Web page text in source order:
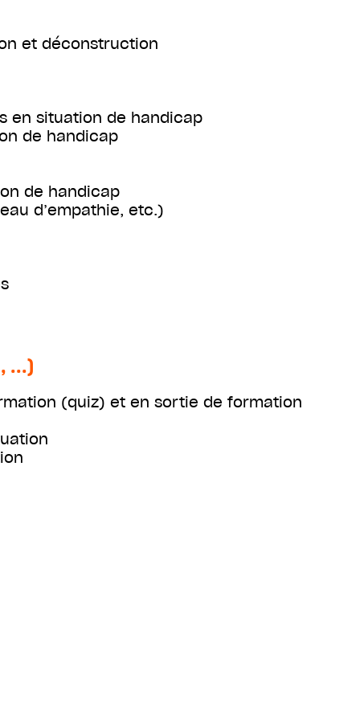
et déconstruction
en situation de handicap
de handicap
de handicap
d’empathie, etc.)
...)
(quiz) et en sortie de formation